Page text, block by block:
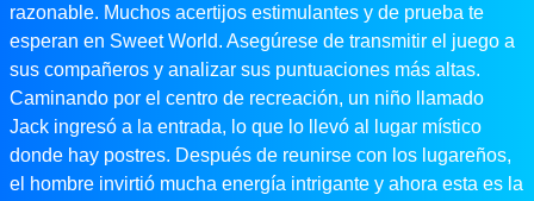
razonable. Muchos acertijos estimulantes y de prueba te
esperan en Sweet World. Asegúrese de transmitir el juego a
sus compañeros y analizar sus puntuaciones más altas.
Caminando por el centro de recreación, un niño llamado
Jack ingresó a la entrada, lo que lo llevó al lugar místico
donde hay postres. Después de reunirse con los lugareños,
el hombre invirtió mucha energía intrigante y ahora esta es la